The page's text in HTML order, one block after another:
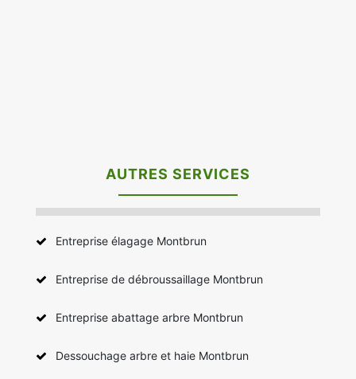
AUTRES SERVICES
Entreprise élagage Montbrun
Entreprise de débroussaillage Montbrun
Entreprise abattage arbre Montbrun
Dessouchage arbre et haie Montbrun